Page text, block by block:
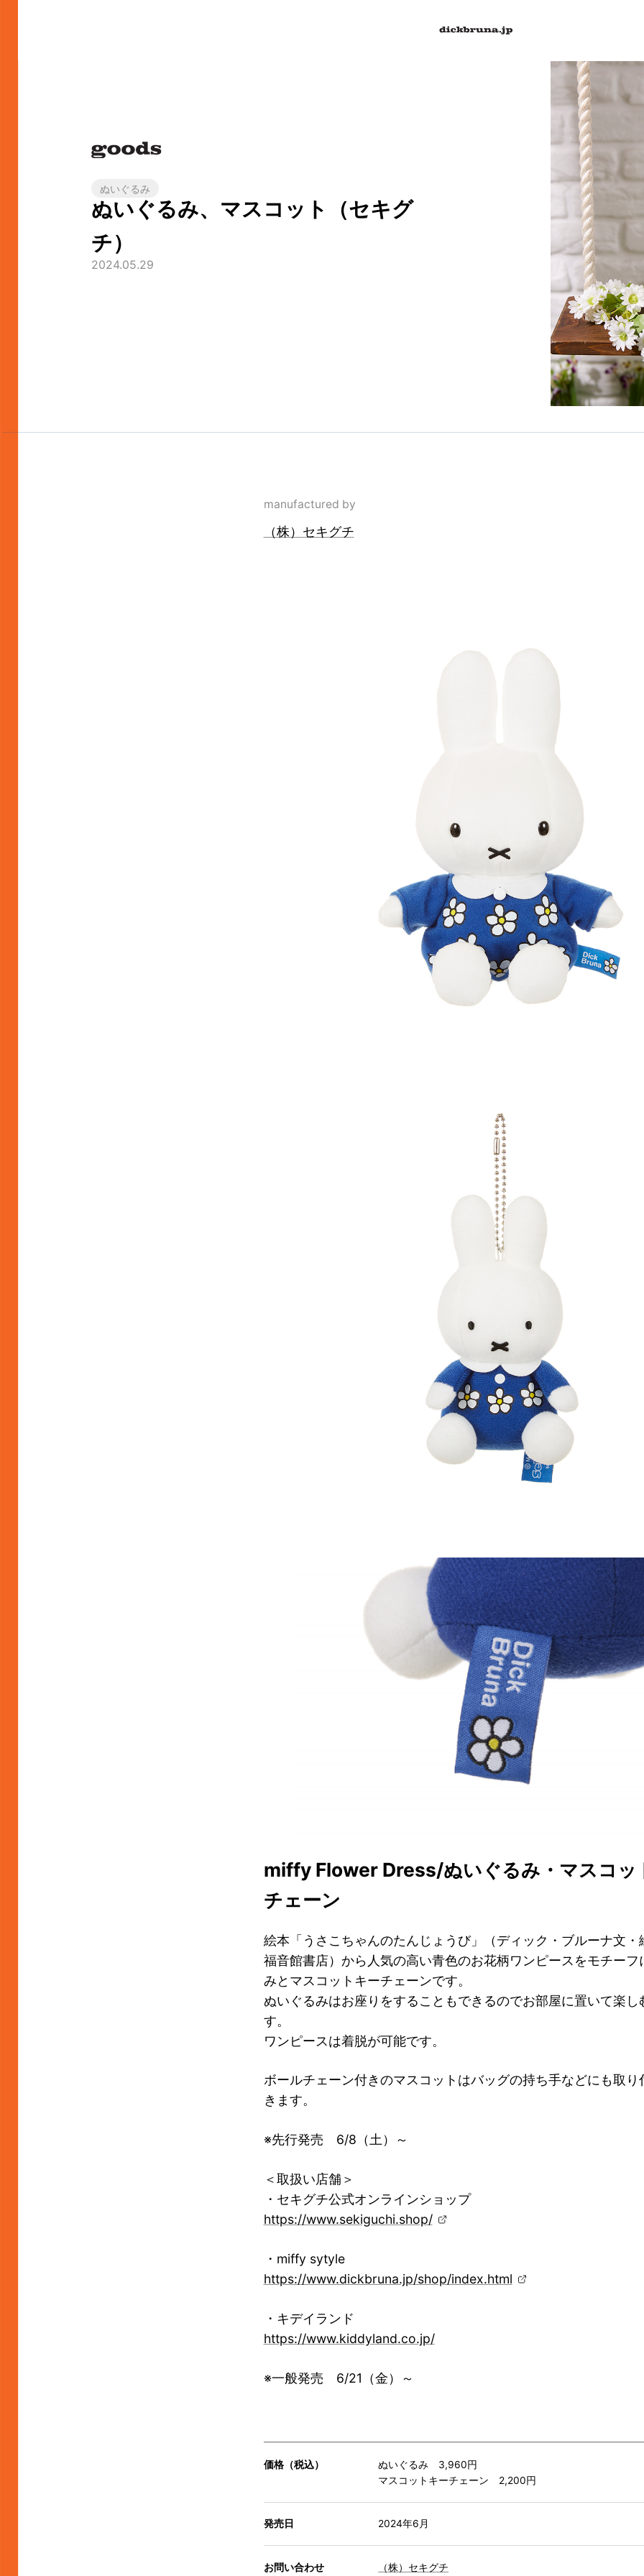
ぬいぐるみ
ぬいぐるみ、マスコット（セキグ
チ）
2024.05.29
manufactured by
（株）セキグチ
miffy Flower Dress/ぬいぐるみ・マスコッ
チェーン
絵本「うさこちゃんのたんじょうび」（ディック・ブルーナ文
福音館書店）から人気の高い青色のお花柄ワンピースをモチーフ
みとマスコットキーチェーンです。
ぬいぐるみはお座りをすることもできるのでお部屋に置いて楽し
す。
ワンピースは着脱が可能です。
ボールチェーン付きのマスコットはバッグの持ち手などにも取り
きます。
※先行発売 6/8（土）～
＜取扱い店舗＞
・セキグチ公式オンラインショップ
https://www.sekiguchi.shop/
・miffy sytyle
https://www.dickbruna.jp/shop/index.html
・キデイランド
https://www.kiddyland.co.jp/
※一般発売 6/21（金）～
価格（税込）
ぬいぐるみ 3,960円
マスコットキーチェーン 2,200円
発売日 2024年6月
お問い合わせ （株）セキグチ